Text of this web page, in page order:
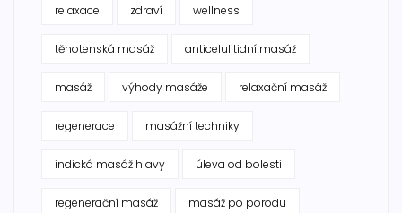
relaxace zdraví wellness
těhotenská masáž anticelulitidní masáž
masáž výhody masáže relaxační masáž
regenerace masážní techniky
indická masáž hlavy úleva od bolesti
regenerační masáž masáž po porodu